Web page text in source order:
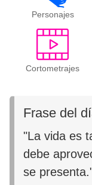
Personajes
Cortometrajes
Frase del
"La vida es
debe
se